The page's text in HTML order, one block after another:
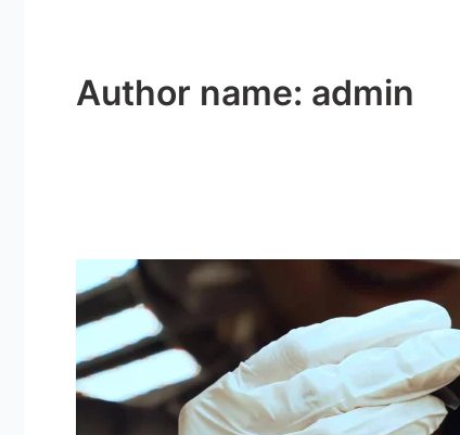
Author name: admin
KEEPDRY
SOLUÇÃO
NATURAL
PARA
O
CONTROLE